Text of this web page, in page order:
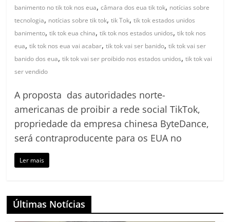
banimento no tik tok nos eua,câmara dos eua tik tok, notícias sobre
tecnologia, notícias sobre tik tok,tik Tok,tik tok estados unidos
banimento,tik tok eua china,tik tok nos estados unidos,tik tok nos
eua,tik tok nos eua vai acabar,tik tok vai ser banido,tik tok vai ser
banido dos eua,tik tok vai ser proibido nos estados unidos,tik tok vai
ser vendido
A proposta das autoridades norte-
americanas de proibir a rede social TikTok,
propriedade da empresa chinesa ByteDance,
será contraproducente para os EUA no
Ler mais
Últimas Notícias